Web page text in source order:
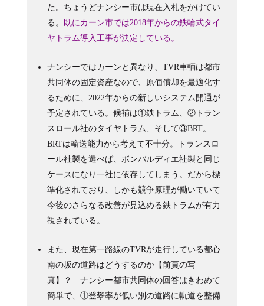
た。ちょうどナンシー市は現在入札をかけてい
る。
既にカーン市では2018年からの鉄輪式タイ
ヤトラム導入工事が決定している。
ナンシーではカーンと異なり、TVR車輌は都市
共同体の固定資産なので、原価償却を最適化す
るために、2022年からの新しいシステム開通が
予定されている。候補は①鉄トラム、②トラン
スロール社のタイヤトラム、そして③BRT。
BRTは輸送能力から考えて不十分。トランスロ
ール社製を選べば、ボンバルディエ社製と同じ
ケースになり一社に依存してしまう。だから標
準化されており、しかも競争原理が働いていて
今後のさらなる改善が見込める鉄トラムが有力
視されている。
また、現在第一路線のTVRが走行している都心
南の坂の道路はどうするのか【前頁の写
真】？ ナンシー都市共同体の回答はきわめて
簡単で、①登攀率が低い別の道路に軌道を整備